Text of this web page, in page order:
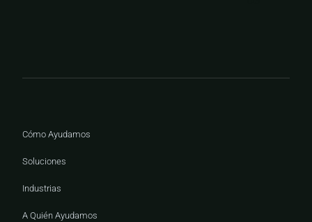
Cómo Ayudamos
Soluciones
Industrias
A Quién Ayudamos